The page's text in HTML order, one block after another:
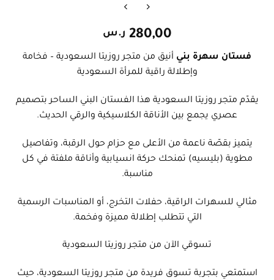
280,00 ر.س
فستان سهرة بني أنيق من متجر روزيتا السعودية – فخامة
وإطلالة راقية للمرأة السعودية
يقدّم متجر روزيتا السعودية هذا الفستان البني الساحر بتصميم
عصري يجمع بين الأناقة الكلاسيكية والرقي الحديث.
يتميز بقصّة ناعمة من الأعلى مع حزام حول الرقبة، وتفاصيل
مطوية (بليسيه) تمنحك حركة انسيابية وأناقة ملفتة في كل
مناسبة.
مثالي للسهرات الراقية، حفلات التخرج، أو المناسبات الرسمية
التي تتطلب إطلالة مميزة وفخمة.
تسوقي الآن من متجر روزيتا السعودية
استمتعي بتجربة تسوق فريدة من متجر روزيتا السعودية، حيث